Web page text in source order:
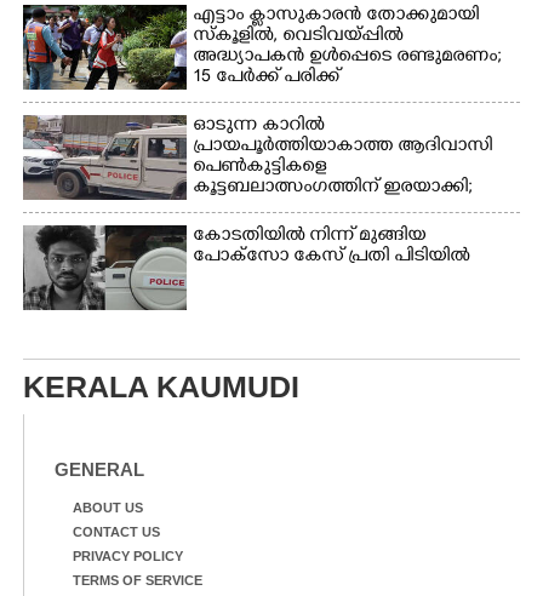
എട്ടാം ക്ളാസുകാരൻ തോക്കുമായി
സ്കൂളിൽ, വെടിവയ്പ്പിൽ
അദ്ധ്യാപകൻ ഉൾപ്പെടെ രണ്ടുമരണം;
15 പേർക്ക് പരിക്ക്
ഓടുന്ന കാറിൽ
പ്രായപൂർത്തിയാകാത്ത ആദിവാസി
പെൺകുട്ടികളെ
കൂട്ടബലാത്സംഗത്തിന് ഇരയാക്കി;
മൂന്ന് പേർ പിടിയിൽ
കോടതിയിൽ നിന്ന് മുങ്ങിയ
പോക്സോ കേസ് പ്രതി പിടിയിൽ
KERALA KAUMUDI
GENERAL
ABOUT US
CONTACT US
PRIVACY POLICY
TERMS OF SERVICE